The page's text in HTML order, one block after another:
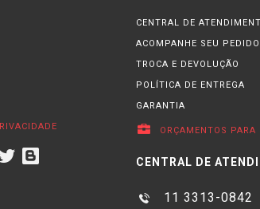
oferecem não só mais tempo de gravação por ciclo
torna mais rápida do que as antigas baterias para
completo é diminuído quase pela metade.
aprimoraram os componentes internos para uma
cinegrafista
CENTRAL DE
ACOMPANHE SEU PEDIDO
TROCA E DEVOLUÇÃO
POLÍTICA DE ENTREGA
GARANTIA
ORÇAMENTOS PARA
CENTRAL DE
11 3313-0842